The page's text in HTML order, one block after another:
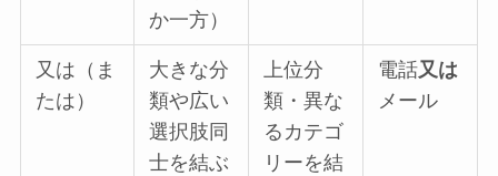
か一方）
又は（ま
たは）
大きな分
類や広い
選択肢同
士を結ぶ
上位分
類・異な
るカテゴ
リーを結
電話又は
メール